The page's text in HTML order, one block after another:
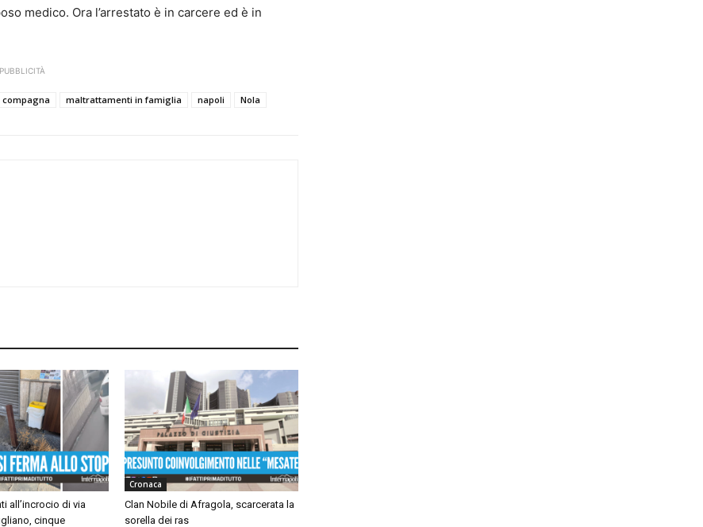
medico. Ora l’arrestato è in carcere ed è in
PUBBLICITÀ
compagna maltrattamenti in famiglia napoli Nola
all’incrocio di via
cinque
Cronaca
Clan Nobile di Afragola, scarcerata la
sorella dei ras